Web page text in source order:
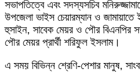
সভাপতিত্বে এবং সদস্যসচিব
উপজেলা ভাইস চেয়ারম্যান ও জামায়াতে
হুসাইন, সাবেক মেয়র ও পৌর বিএনপির
পৌর মেয়র প্রার্থী শরিফুল ইসলাম।
এ সময় বিভিন্ন শ্রেণি-পেশার মানুষ,